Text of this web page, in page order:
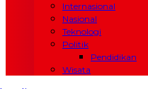
Internasional
Nasional
Teknologi
Politik
Pendidikan
Wisata